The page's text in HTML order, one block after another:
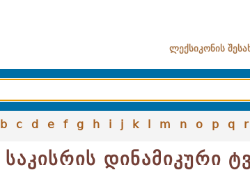
ლექსიკონის
b c d e f g h i j k l m n o p q r
საკისრის დინამიკური